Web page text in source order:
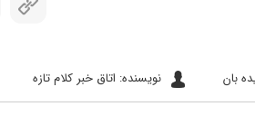
بان نویسنده: اتاق خبر کلام تازه